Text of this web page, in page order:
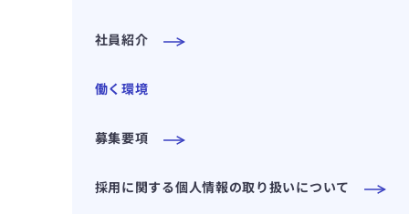
社員紹介
働く環境
募集要項
採用に関する個人情報の取り扱いについて